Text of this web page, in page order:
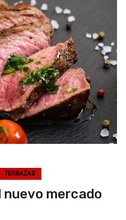
TERRAZAS
nuevo mercado